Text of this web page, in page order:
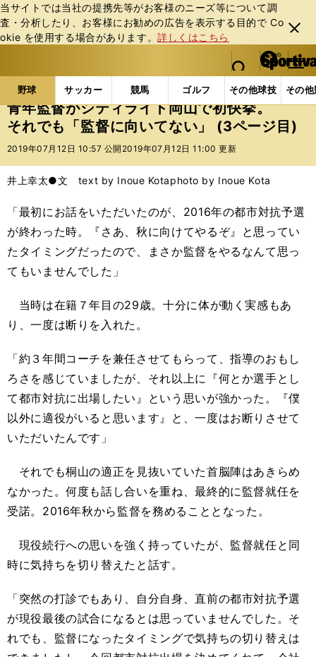
当サイトでは当社の提携先等がお客様のニーズ等について調
査・分析したり、お客様にお勧めの広告を表⽰する⽬的で Co
okie を使⽤する場合があります。詳しくはこちら
閉じ
る
web Sportiva (webスポルティーバ)
検索
マイペ
ー
ジ
メニュ
野球 サッカー 競馬 ゴルフ その他球技 その
b
ス
ポ
ル
バ
野球の記事一覧 高校野球他 青年監督がシティライ
青年監督がシティライト岡山で初快挙。
それでも「監督に向いてない」 (3ページ目)
2019年07月12日 10:57 公開 2019年07月12日 11:00 更新
井上幸太●文 text by Inoue Kotaphoto by Inoue Kota
「最初にお話をいただいたのが、 2016年の都市対抗予選
が終わった時。『さあ、秋に向けてやるぞ』と思ってい
たタイミングだったので、まさか監督をやるなんて思っ
てもいませんでした」
当時は在籍７年目の29歳。十分に体が動く実感もあ
り、一度は断りを入れた。
「約３年間コーチを兼任させてもらって、指導のおもし
ろさを感じていましたが、それ以上に『何とか選手とし
て都市対抗に出場したい』という思いが強かった。『僕
以外に適役がいると思います』と、一度はお断りさせて
いただいたんです」
それでも桐山の適正を見抜いていた首脳陣はあきらめ
なかった。何度も話し合いを重ね、最終的に監督就任を
受諾。 2016年秋から監督を務めることとなった。
現役続行への思いを強く持っていたが、監督就任と同
時に気持ちを切り替えたと話す。
「突然の打診でもあり、自分自身、直前の都市対抗予選
が現役最後の試合になるとは思っていませんでした。そ
れでも、監督になったタイミングで気持ちの切り替えは